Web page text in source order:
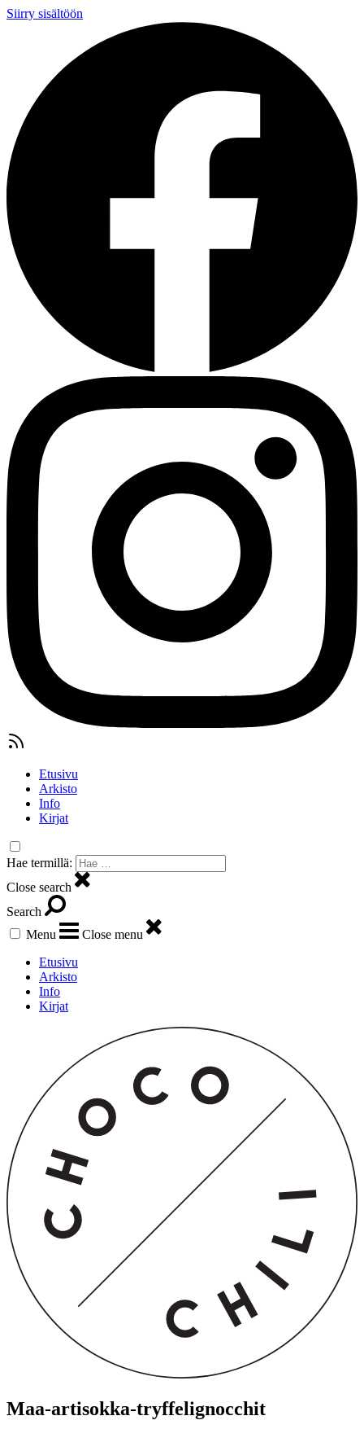
Siirry sisältöön
Etusivu
Arkisto
Info
Kirjat
Hae termillä:
Close search
Search
Menu
Close menu
Etusivu
Arkisto
Info
Kirjat
Maa-artisokka-tryffelignocchit